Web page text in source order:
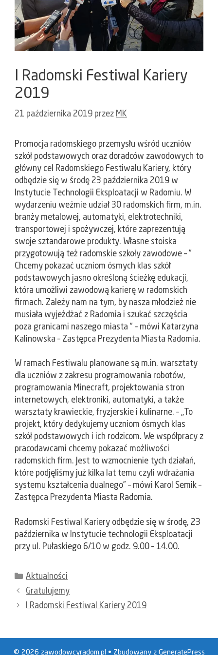
I Radomski Festiwal Kariery
2019
21 października 2019 przez MK
Promocja radomskiego przemysłu wśród uczniów
szkół podstawowych oraz doradców zawodowych to
główny cel Radomskiego Festiwalu Kariery, który
odbędzie się w środę 23 października 2019 w
Instytucie Technologii Eksploatacji w Radomiu. W
wydarzeniu weźmie udział 30 radomskich firm, m.in.
branży metalowej, automatyki, elektrotechniki,
transportowej i spożywczej, które zaprezentują
swoje sztandarowe produkty. Własne stoiska
przygotowują też radomskie szkoły zawodowe – ”
Chcemy pokazać uczniom ósmych klas szkół
podstawowych jasno określoną ścieżkę edukacji,
która umożliwi zawodową karierę w radomskich
firmach. Zależy nam na tym, by nasza młodzież nie
musiała wyjeżdżać z Radomia i szukać szczęścia
poza granicami naszego miasta ” – mówi Katarzyna
Kalinowska – Zastępca Prezydenta Miasta Radomia.
W ramach Festiwalu planowane są m.in. warsztaty
dla uczniów z zakresu programowania robotów,
programowania Minecraft, projektowania stron
internetowych, elektroniki, automatyki, a także
warsztaty krawieckie, fryzjerskie i kulinarne. – „To
projekt, który dedykujemy uczniom ósmych klas
szkół podstawowych i ich rodzicom. We współpracy z
pracodawcami chcemy pokazać możliwości
radomskich firm. Jest to wzmocnienie tych działań,
które podjęliśmy już kilka lat temu czyli wdrażania
systemu kształcenia dualnego” – mówi Karol Semik –
Zastępca Prezydenta Miasta Radomia.
Radomski Festiwal Kariery odbędzie się w środę, 23
października w Instytucie technologii Eksploatacji
przy ul. Pułaskiego 6/10 w godz. 9.00 – 14.00.
Kategorie
Aktualności
Gratulujemy
I Radomski Festiwal Kariery 2019
© 2026 zawodowcyradom.pl • Zbudowany z GeneratePress